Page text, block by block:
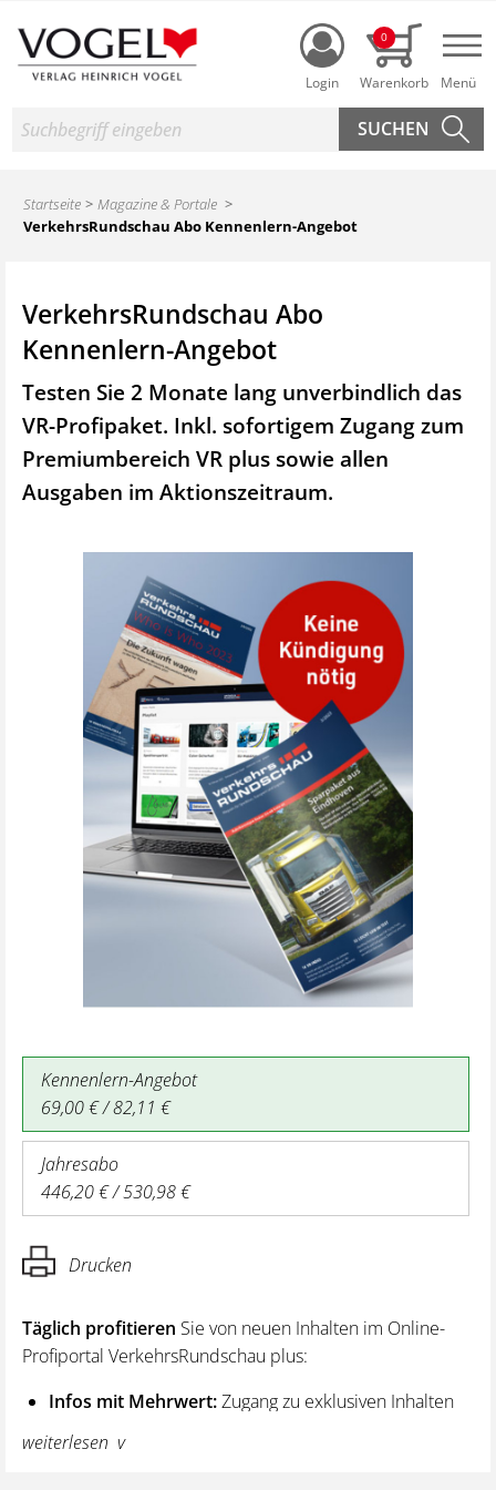
Login
0
Suche
Startseite
Magazine & Portale
VerkehrsRundschau Abo Kennenlern-Angebot
VerkehrsRundschau Abo
Kennenlern-Angebot
Testen Sie 2 Monate lang unverbindlich das
VR-Profipaket. Inkl. sofortigem Zugang zum
Premiumbereich VR plus sowie allen
Ausgaben im Aktionszeitraum.
Kennenlern-Angebot
69,00 € / 82,11 €
Jahresabo
446,20 € / 530,98 €
Drucken
Täglich profitieren Sie von neuen Inhalten im Online-
Profiportal VerkehrsRundschau plus:
Infos mit Mehrwert:Zugang zu exklusiven Inhalten
und Hintergrundwissen – von aktuellen Regelungen
wie z. B. bei den Lenk- und Ruhezeiten,
weiterlesen